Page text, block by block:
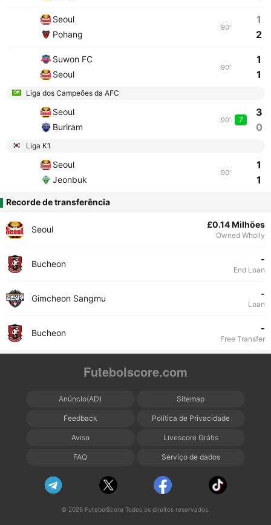
Seoul
Pohang
90'
1
2
Suwon FC
Seoul
90'
1
1
Liga dos Campeões da AFC
Seoul
Buriram
90' 7
3
0
Liga K1
Seoul
Jeonbuk
90'
1
1
Recorde de transferência
Seoul £0.14 Milhões
Owned Wholly
Bucheon -
End Loan
Gimcheon Sangmu -
Loan
Bucheon -
Free Transfer
Futebolscore.com
Anúncio(AD) Sitemap
Feedback Política de Privacidade
Aviso Livescore Grátis
FAQ Serviço de dados
© 2026 FutebolScore Todos os direitos reservados.